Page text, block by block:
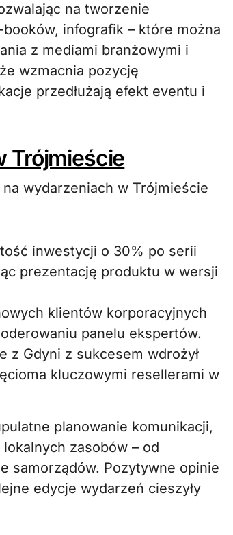
na tworzenie
infografik – które można
z mediami branżowymi i
wzmacnia pozycję
przedłużają efekt eventu i
Trójmieście
wydarzeniach w Trójmieście
inwestycji o 30% po serii
prezentację produktu w wersji
klientów korporacyjnych
panelu ekspertów.
z Gdyni z sukcesem wdrożył
kluczowymi resellerami w
planowanie komunikacji,
zasobów – od
samorządów. Pozytywne opinie
edycje wydarzeń cieszyły